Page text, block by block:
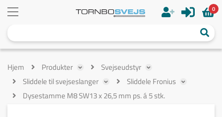
0
Hjem Produkter
Svejseudstyr
Sliddele til svejseslanger
Sliddele Fronius
Dysestamme M8 SW13 x 26,5 mm ps. á 5 stk.